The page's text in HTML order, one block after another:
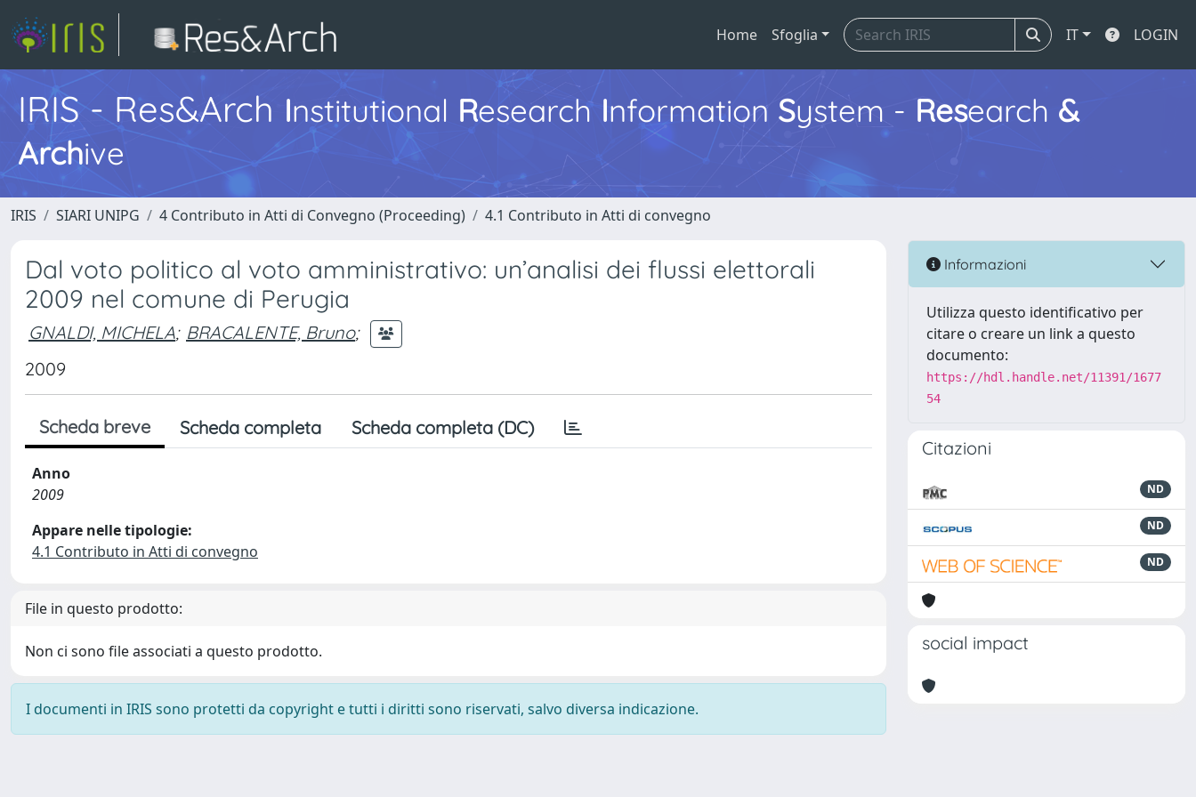
Home Sfoglia IT LOGIN
IRIS - Res&Arch Institutional Research Information System - Research &
Archive
IRIS SIARI UNIPG 4 Contributo in Atti di Convegno (Proceeding) 4.1 Contributo in Atti di convegno
Dal voto politico al voto amministrativo: un’analisi dei flussi elettorali
2009 nel comune di Perugia
GNALDI, MICHELA; BRACALENTE, Bruno;
2009
Scheda breve Scheda completa Scheda completa (DC)
Anno
2009
Appare nelle tipologie:
4.1 Contributo in Atti di convegno
File in questo prodotto:
Non ci sono file associati a questo prodotto.
I documenti in IRIS sono protetti da copyright e tutti i diritti sono riservati, salvo diversa indicazione.
Informazioni
Utilizza questo identificativo per
citare o creare un link a questo
documento:
https://hdl.handle.net/11391/1677
54
Citazioni
ND
ND
ND
social impact